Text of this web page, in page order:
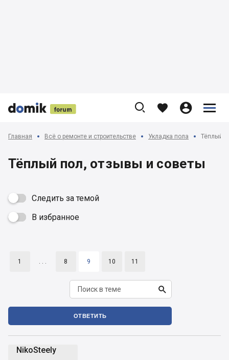


 
    


Главная Всё о ремонте и строительстве Укладка пола Тёплый
Тёплый пол, отзывы и советы
Следить за темой
 В избранное
1 . . . 8 9 10 11

ОТВЕТИТЬ
NikoSteely